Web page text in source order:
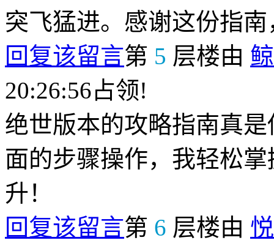
突飞猛进。感谢这份指
回复该留言第 5 层楼由
20:26:56占领!
绝世版本的攻略指南真
面的步骤操作，我轻松
升！
回复该留言第 6 层楼由